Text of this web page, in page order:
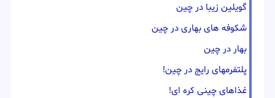
گویلین زیبا در چین
شکوفه های بهاری در چین
بهار در چین
پلتفرمهای رایج در چین!
غذاهای چینی کره ای!